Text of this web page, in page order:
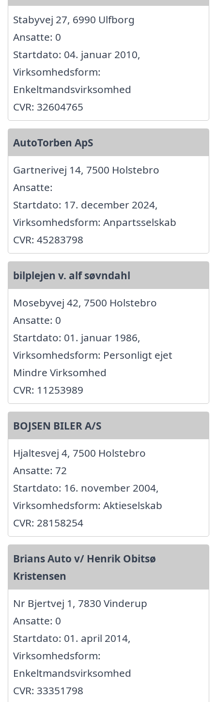
Stabyvej 27, 6990 Ulfborg
Ansatte: 0
Startdato: 04. januar 2010,
Virksomhedsform:
Enkeltmandsvirksomhed
CVR: 32604765
AutoTorben ApS
Gartnerivej 14, 7500 Holstebro
Ansatte:
Startdato: 17. december 2024,
Virksomhedsform: Anpartsselskab
CVR: 45283798
bilplejen v. alf søvndahl
Mosebyvej 42, 7500 Holstebro
Ansatte: 0
Startdato: 01. januar 1986,
Virksomhedsform: Personligt ejet
Mindre Virksomhed
CVR: 11253989
BOJSEN BILER A/S
Hjaltesvej 4, 7500 Holstebro
Ansatte: 72
Startdato: 16. november 2004,
Virksomhedsform: Aktieselskab
CVR: 28158254
Brians Auto v/ Henrik Obitsø
Kristensen
Nr Bjertvej 1, 7830 Vinderup
Ansatte: 0
Startdato: 01. april 2014,
Virksomhedsform:
Enkeltmandsvirksomhed
CVR: 33351798